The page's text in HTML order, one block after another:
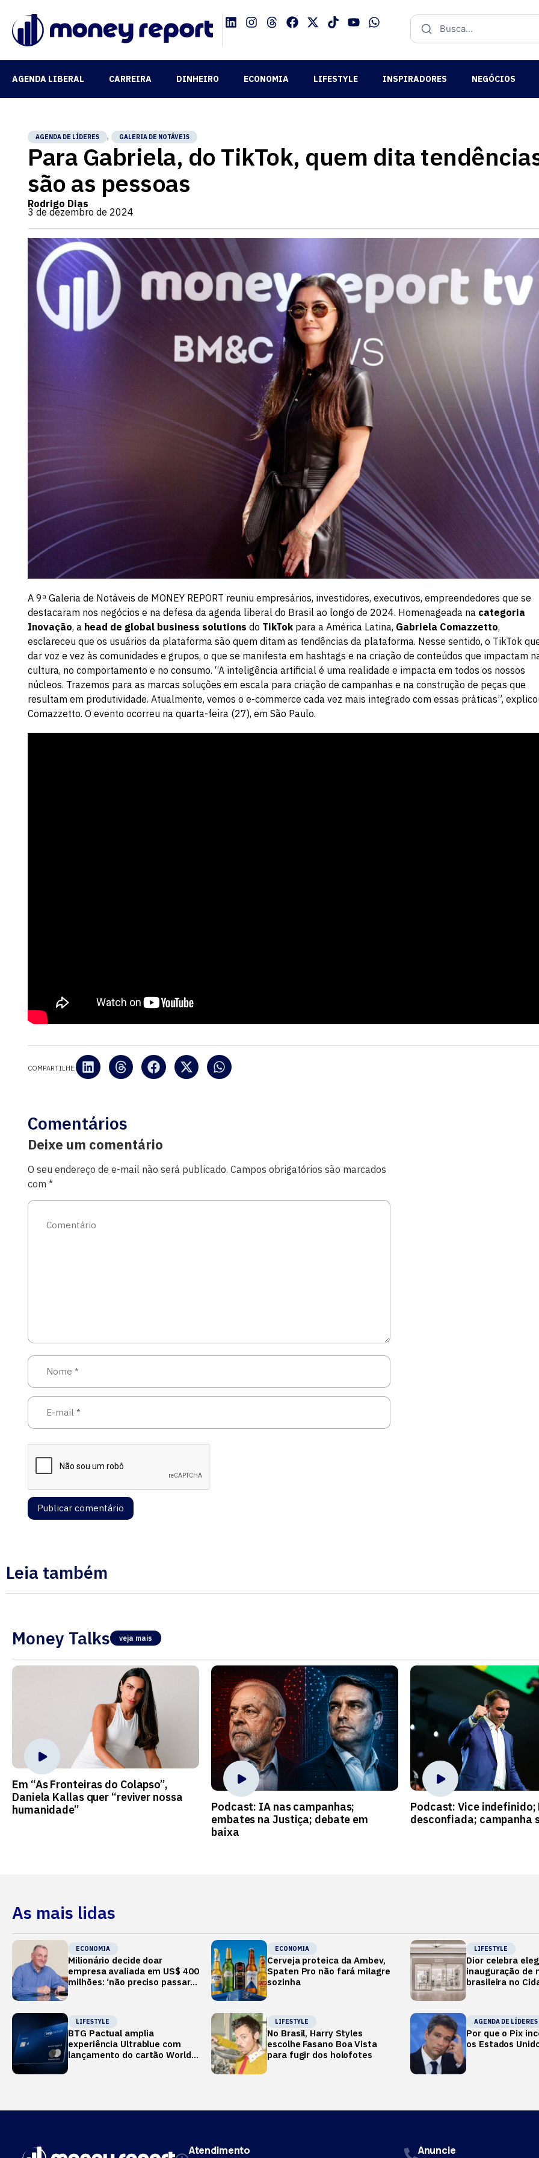
AGENDA LIBERAL CARREIRA DINHEIRO ECONOMIA LIFESTYLE INSPIRADORES NEGÓCIOS
AGENDA DE LÍDERES , GALERIA DE NOTÁVEIS
Para Gabriela, do TikTok, quem dita
são as pessoas
Rodrigo Dias
3 de dezembro de 2024
A 9ª Galeria de Notáveis de MONEY REPORT reuniu empresários, investidores, executivos, empreendedores que se
destacaram nos negócios e na defesa da agenda liberal do Brasil ao longo de 2024. Homenageada na categoria
Inovação, a head de global business solutions do TikTok para a América Latina, Gabriela Comazzetto,
esclareceu que os usuários da plataforma são quem ditam as tendências da plataforma. Nesse sentido, o TikTok
dar voz e vez às comunidades e grupos, o que se manifesta em hashtags e na criação de conteúdos que impactam
cultura, no comportamento e no consumo. “A inteligência artificial é uma realidade e impacta em todos os nossos
núcleos. Trazemos para as marcas soluções em escala para criação de campanhas e na construção de peças que
resultam em produtividade. Atualmente, vemos o e-commerce cada vez mais integrado com essas práticas”,
Comazzetto. O evento ocorreu na quarta-feira (27), em São Paulo.
COMPARTILHE:
Comentários
Deixe um comentário
O seu endereço de e-mail não será publicado. Campos obrigatórios são marcados
com*
Leia também
Money Talks veja mais
Em “As Fronteiras do Colapso”,
Daniela Kallas quer “reviver nossa
humanidade”
Podcast: IA nas campanhas;
embates na Justiça; debate em
baixa
Podcast: Vice indefinido;
desconfiada; campanha
As mais lidas
ECONOMIA
Milionário decide doar
empresa avaliada em US$ 400
milhões: ‘não preciso passar o
ECONOMIA
Cerveja proteica da Ambev,
Spaten Pro não fará milagre
sozinha
LIFESTYLE
Dior celebra
inauguração de
brasileira no
LIFESTYLE
BTG Pactual amplia
experiência Ultrablue com
lançamento do cartão World
LIFESTYLE
No Brasil, Harry Styles
escolhe Fasano Boa Vista
para fugir dos holofotes
AGENDA DE LÍDERES
Por que o Pix
os Estados
Atendimento Anuncie